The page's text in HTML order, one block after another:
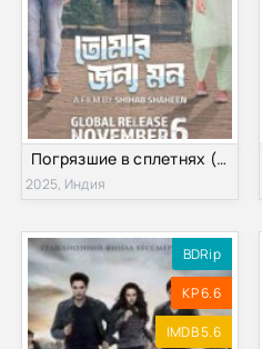
Погрязшие в сплетнях (2025)
2025, Индия
BDRip
KP 6.6
IMDB 5.6